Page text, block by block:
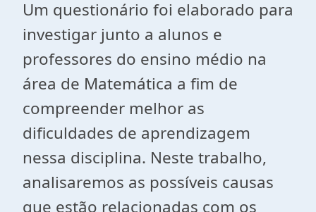
Um questionário foi elaborado para
investigar junto a alunos e
professores do ensino médio na
área de Matemática a fim de
compreender melhor as
dificuldades de aprendizagem
nessa disciplina. Neste trabalho,
analisaremos as possíveis causas
que estão relacionadas com os